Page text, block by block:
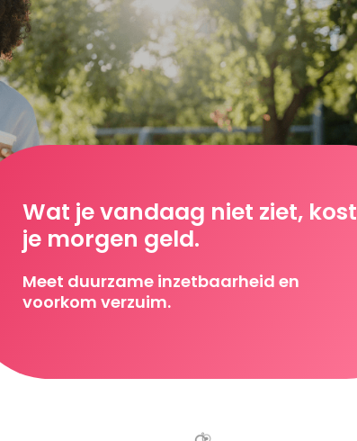
Wat je vandaag niet ziet, kost
je morgen geld.
Meet duurzame inzetbaarheid en
voorkom verzuim.